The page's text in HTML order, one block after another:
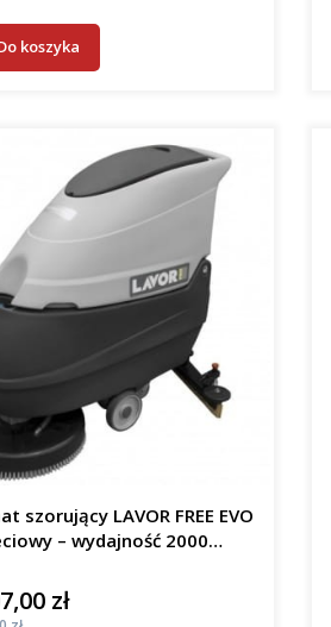
koszyka
szorujący LAVOR FREE EVO
– wydajność 2000
zł